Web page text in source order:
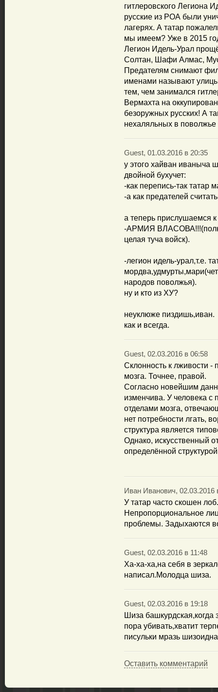
гитлеровского Легиона
русские из РОА были
лагерях. А татар
мы имеем? Уже в 2015
Легион Идель-Урал
Солтан, Шафи Алмас,
Предателям снимают
именами называют
тем, чем занимался
Вермахта на
безоружных русских! А
нехаляльных в
Guest, 01.03.2016 в 20:35
у этого хайван иваныча
двойной бухучет:
-как перепись-так татар
-а как предателей
а теперь прислушаемся
-АРМИЯ
целая туча войск).
-легион идель-урал,т.е.
народов поволжья).
ну и кто из ХУ?
неуклюже пиздишь,иван.
как и всегда.
Guest, 02.03.2016 в 06:58
Склонность к лживости -
мозга. Точнее, правой.
Согласно новейшим
изменчива. У человека с
отделами мозга,
нет потребности лгать,
структура является
Однако, искусственный
определённой
Иван Иванович, 02.03.2016
У татар часто скошен
Непропорциональное
проблемы. Задыхаются
Guest, 02.03.2016 в 11:48
Ха-ха-ха,на себя в
написал.Молодца шиза.
Guest, 02.03.2016 в 19:18
Шиза башкурдская,когда
пора убивать,хватит
писульки мразь
Оставить комментарий